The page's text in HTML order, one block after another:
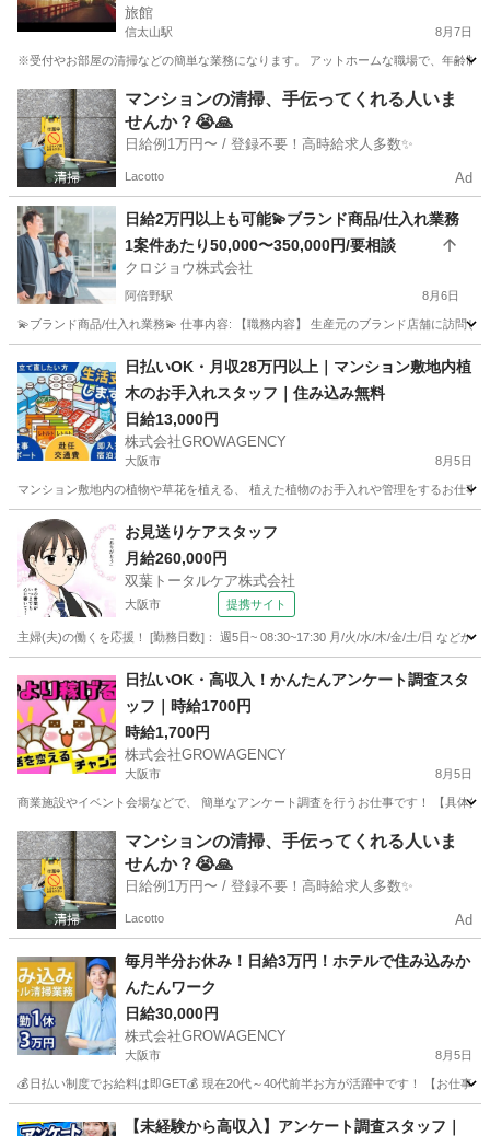
旅館
信太山駅 8月7日
※受付やお部屋の清掃などの簡単な業務になります。 アットホームな職場で、年齢
大阪 和泉市 信太山駅 旅館 業務
マンションの清掃、手伝ってくれる人いま
せんか？😭🙏
日給例1万円〜 / 登録不要！高時給求人多数✨
Lacotto Ad
日給2万円以上も可能💫ブランド商品/仕入れ業務
1案件あたり50,000〜350,000円/要相談
クロジョウ株式会社
阿倍野駅 8月6日
💫ブランド商品/仕入れ業務💫 仕事内容: 【職務内容】 生産元のブランド店舗に訪問
阿倍野駅 その他 仕入れ
日払いOK・月収28万円以上｜マンション敷地内植
木のお手入れスタッフ｜住み込み無料
日給13,000円
株式会社GROWAGENCY
大阪市 8月5日
マンション敷地内の植物や草花を植える、 植えた植物のお手入れや管理をするお仕
大阪 大阪市 その他
お見送りケアスタッフ
月給260,000円
双葉トータルケア株式会社
大阪市 提携サイト
主婦(夫)の働くを応援！ [勤務日数]： 週5日~ 08:30~17:30 月/火/水/木/金/土/日 などか
フロント
日払いOK・高収入！かんたんアンケート調査スタ
ッフ｜時給1700円
時給1,700円
株式会社GROWAGENCY
大阪市 8月5日
商業施設やイベント会場などで、 簡単なアンケート調査を行うお仕事です！ 【具体
大阪 大阪市 その他 時給
マンションの清掃、手伝ってくれる人いま
せんか？😭🙏
日給例1万円〜 / 登録不要！高時給求人多数✨
Lacotto Ad
毎月半分お休み！日給3万円！ホテルで住み込みか
んたんワーク
日給30,000円
株式会社GROWAGENCY
大阪市 8月5日
💰日払い制度でお給料は即GET💰 現在20代～40代前半お方が活躍中です！ 【お仕事
ホテル 給料
【未経験から高収入】アンケート調査スタッフ｜